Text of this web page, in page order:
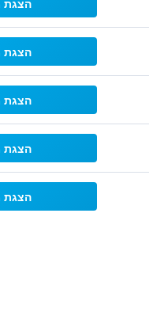
הצגת
הצגת
הצגת
הצגת
הצגת